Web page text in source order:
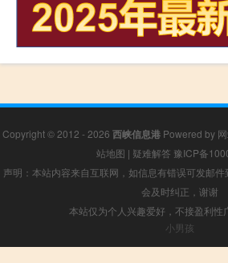
Copyright © 2012 - 2026 西峡信息港 Powered by
站地图 | 疑难解答 豫ICP备
声明：本站内容来自互联网，如信息有错误可发邮
会及时纠正，谢谢
本站仅为个人兴趣爱好，不接盈利性
小男孩